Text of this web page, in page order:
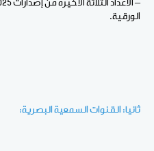
الورقية.
ثانيا: القنوات السمعية البصرية: